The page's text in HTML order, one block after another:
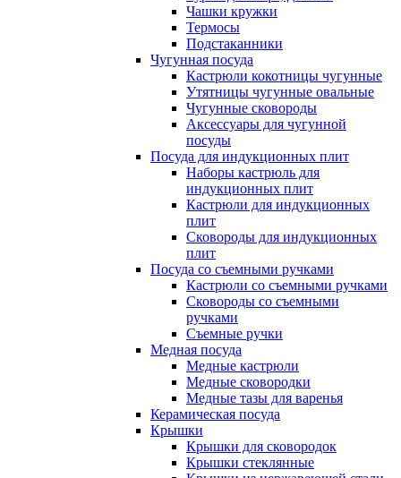
Чашки кружки
Термосы
Подстаканники
Чугунная посуда
Кастрюли кокотницы чугунные
Утятницы чугунные овальные
Чугунные сковороды
Аксессуары для чугунной
посуды
Посуда для индукционных плит
Наборы кастрюль для
индукционных плит
Кастрюли для индукционных
плит
Сковороды для индукционных
плит
Посуда со съемными ручками
Кастрюли со съемными ручками
Сковороды со съемными
ручками
Съемные ручки
Медная посуда
Медные кастрюли
Медные сковородки
Медные тазы для варенья
Керамическая посуда
Крышки
Крышки для сковородок
Крышки стеклянные